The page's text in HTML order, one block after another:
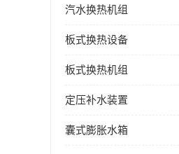
汽水换热机组
板式换热设备
板式换热机组
定压补水装置
囊式膨胀水箱